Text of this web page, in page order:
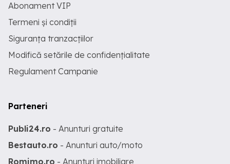
Abonament VIP
Termeni și condiții
Siguranța tranzacțiilor
Modifică setările de confidențialitate
Regulament Campanie
Parteneri
Publi24.ro - Anunturi gratuite
Bestauto.ro - Anunturi auto/moto
Romimo.ro - Anunturi imobiliare